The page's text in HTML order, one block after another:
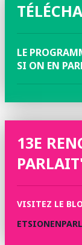
LE
SI ON EN
13E
VISITEZ LE